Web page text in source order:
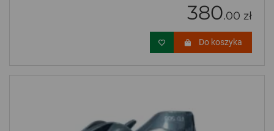
380.00 zł
Do koszyka